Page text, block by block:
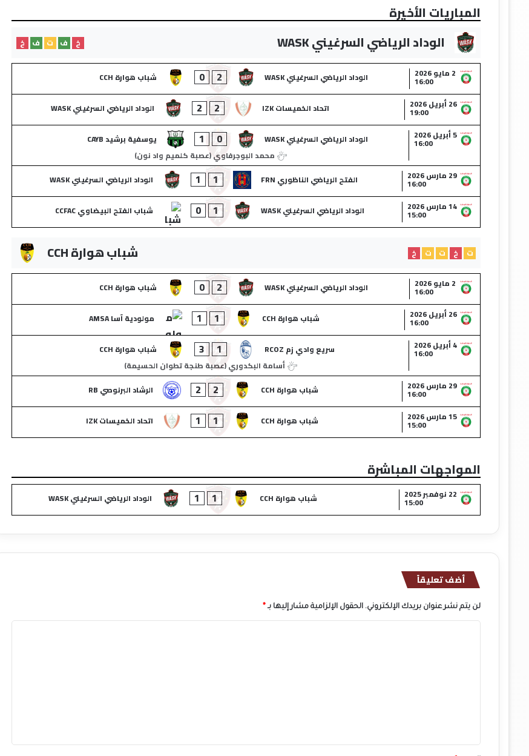
المباريات الأخيرة
الوداد الرياضي السرغيني WASK
خ ف ت ف خ
2 مايو 2026
16:00 الوداد الرياضي السرغيني WASK 2
0
شباب هوارة CCH
26 أبريل 2026
19:00 اتحاد الخميسات IZK 2
2
الوداد الرياضي السرغيني WASK
5 أبريل 2026
16:00 الوداد الرياضي السرغيني WASK 0
1
يوسفية برشيد CAYB
محمد البوجرفاوي (عصبة كلميم واد نون)
29 مارس 2026
16:00 الفتح الرياضي الناظوري FRN 1
1
الوداد الرياضي السرغيني WASK
14 مارس 2026
15:00 الوداد الرياضي السرغيني WASK 1
0 شباب الفتح البيضاوي CCFAC
شباب هوارة CCH ت خ ت ت خ
2 مايو 2026
16:00 الوداد الرياضي السرغيني WASK 2
0
شباب هوارة CCH
26 أبريل 2026
16:00 شباب هوارة CCH 1
1
مولودية آسا AMSA
4 أبريل 2026
16:00 سريع وادي زم RCOZ 1
3
شباب هوارة CCH
أسامة البكدوري (عصبة طنجة تطوان الحسيمة)
29 مارس 2026
16:00 شباب هوارة CCH 2
2
الرشاد البرنوصي RB
15 مارس 2026
15:00 شباب هوارة CCH 1
1 اتحاد الخميسات IZK
المواجهات المباشرة
22 نوفمبر 2025
15:00 شباب هوارة CCH 1
1 الوداد الرياضي السرغيني WASK
أضف تعليقاً
لن يتم نشر عنوان بريدك الإلكتروني. الحقول الإلزامية مشار إليها بـ *